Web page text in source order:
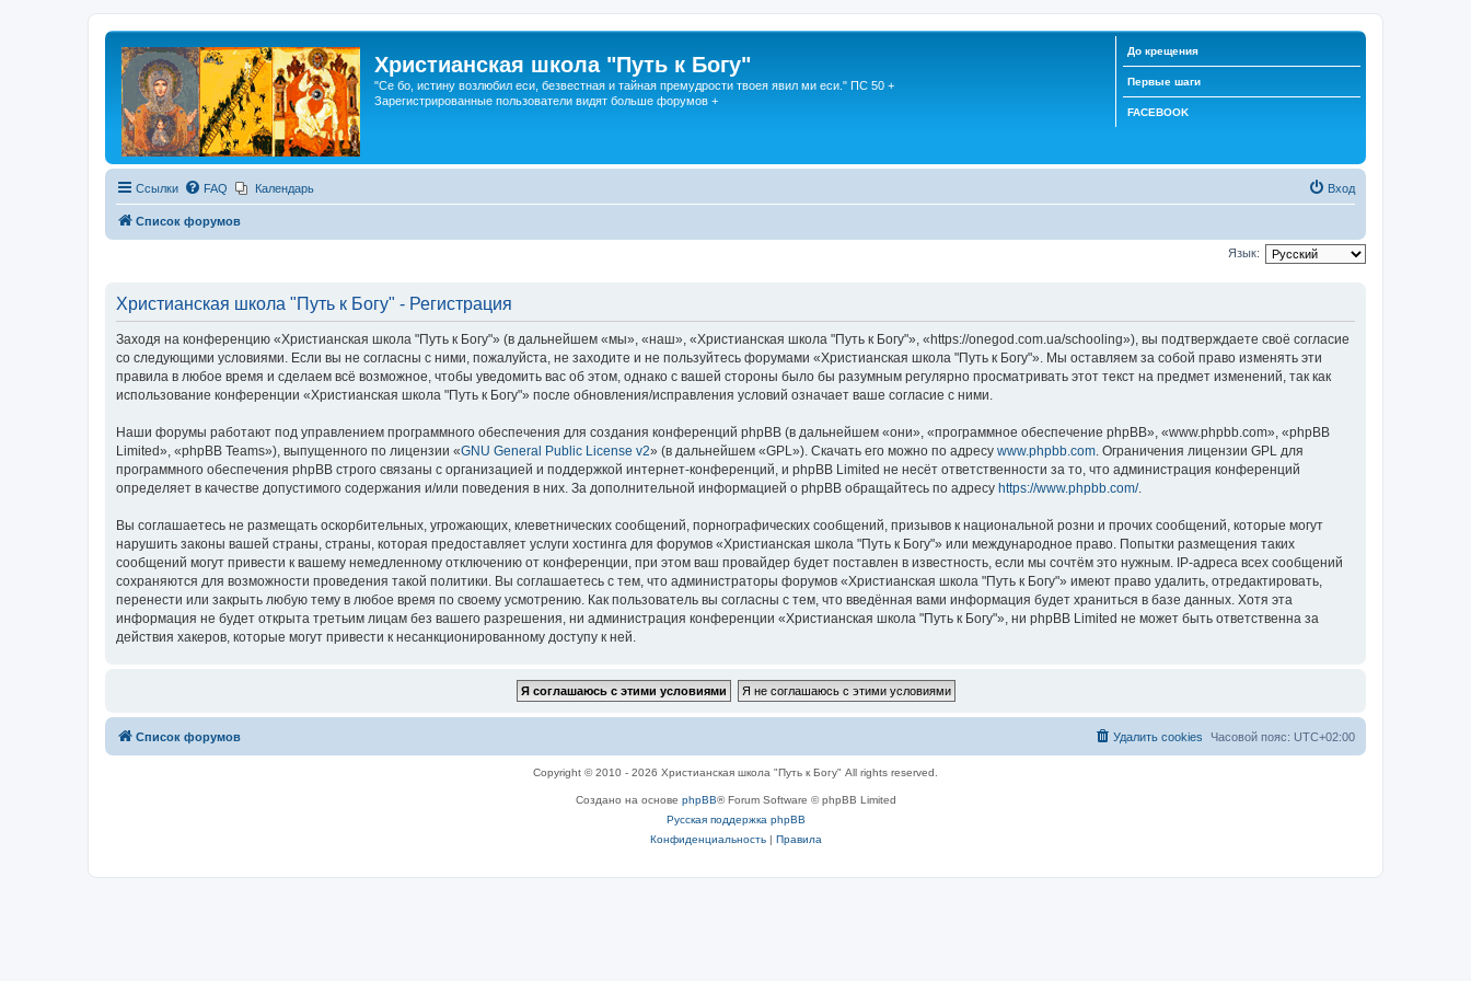
Христианская школа "Путь к Богу"
"Се бо, истину возлюбил еси, безвестная и тайная премудрости твоея явил ми еси." ПС 50 +
Зарегистрированные пользователи видят больше форумов +
До крещения
Первые шаги
FACEBOOK
Ссылки FAQ Календарь Вход
Список форумов
Язык:
Христианская школа "Путь к Богу" - Регистрация
Заходя на конференцию «Христианская школа "Путь к Богу"» (в дальнейшем «мы», «наш», «Христианская школа "Путь к Богу"», «https://onegod.com.ua/schooling»), вы подтверждаете своё согласие
со следующими условиями. Если вы не согласны с ними, пожалуйста, не заходите и не пользуйтесь форумами «Христианская школа "Путь к Богу"». Мы оставляем за собой право изменять эти
правила в любое время и сделаем всё возможное, чтобы уведомить вас об этом, однако с вашей стороны было бы разумным регулярно просматривать этот текст на предмет изменений, так как
использование конференции «Христианская школа "Путь к Богу"» после обновления/исправления условий означает ваше согласие с ними.
Наши форумы работают под управлением программного обеспечения для создания конференций phpBB (в дальнейшем «они», «программное обеспечение phpBB», «www.phpbb.com», «phpBB
Limited», «phpBB Teams»), выпущенного по лицензии «GNU General Public License v2» (в дальнейшем «GPL»). Скачать его можно по адресу www.phpbb.com . Ограничения лицензии GPL для
программного обеспечения phpBB строго связаны с организацией и поддержкой интернет-конференций, и phpBB Limited не несёт ответственности за то, что администрация конференций
определяет в качестве допустимого содержания и/или поведения в них. За дополнительной информацией о phpBB обращайтесь по адресу https://www.phpbb.com/.
Вы соглашаетесь не размещать оскорбительных, угрожающих, клеветнических сообщений, порнографических сообщений, призывов к национальной розни и прочих сообщений, которые могут
нарушить законы вашей страны, страны, которая предоставляет услуги хостинга для форумов «Христианская школа "Путь к Богу"» или международное право. Попытки размещения таких
сообщений могут привести к вашему немедленному отключению от конференции, при этом ваш провайдер будет поставлен в известность, если мы сочтём это нужным. IP-адреса всех сообщений
сохраняются для возможности проведения такой политики. Вы соглашаетесь с тем, что администраторы форумов «Христианская школа "Путь к Богу"» имеют право удалить, отредактировать,
перенести или закрыть любую тему в любое время по своему усмотрению. Как пользователь вы согласны с тем, что введённая вами информация будет храниться в базе данных. Хотя эта
информация не будет открыта третьим лицам без вашего разрешения, ни администрация конференции «Христианская школа "Путь к Богу"», ни phpBB Limited не может быть ответственна за
действия хакеров, которые могут привести к несанкционированному доступу к ней.
Список форумов Часовой пояс: UTC+02:00
Удалить cookies
Copyright © 2010 - 2026 Христианская школа "Путь к Богу" All rights reserved.
Создано на основе phpBB® Forum Software © phpBB Limited
Русская поддержка phpBB
Конфиденциальность| Правила